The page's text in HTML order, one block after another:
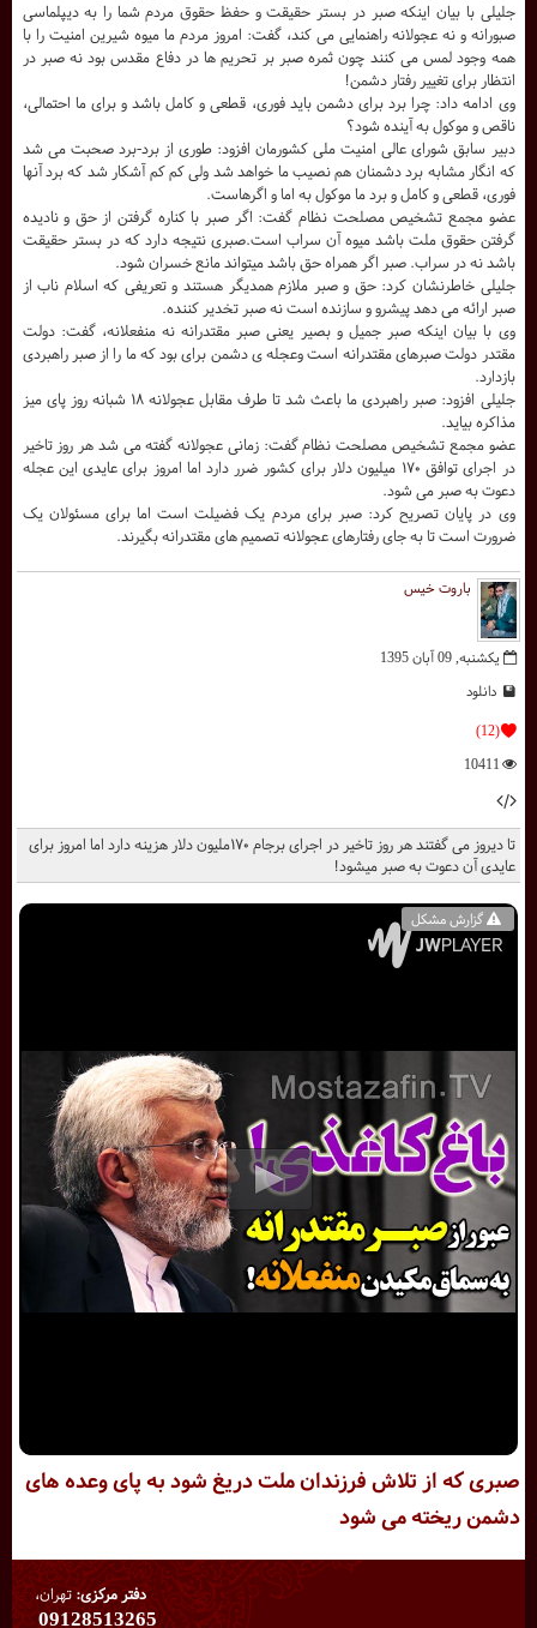
صبری که از تلاش فرزندان ملت دریغ شود به پای وعده های
دشمن ریخته می شود
گزارش مشکل
تا دیروز می گفتند هر روز تاخیر در اجرای برجام ۱۷۰ملیون دلار هزینه دارد اما امروز برای
عایدی آن دعوت به صبر میشود!
باروت خیس
یکشنبه, 09 آبان 1395
دانلود
(12)
10411
جلیلی با بیان اینکه صبر در بستر حقیقت و حفظ حقوق مردم شما را به دیپلماسی
صبورانه و نه عجولانه راهنمایی می کند، گفت: امروز مردم ما میوه شیرین امنیت را با
همه وجود لمس می کنند چون ثمره صبر بر تحریم ها در دفاع مقدس بود نه صبر در
انتظار برای تغییر رفتار دشمن!
وی ادامه داد: چرا برد برای دشمن باید فوری، قطعی و کامل باشد و برای ما احتمالی،
ناقص و موکول به آینده شود؟
دبیر سابق شورای عالی امنیت ملی کشورمان افزود: طوری از برد-برد صحبت می شد
که انگار مشابه برد دشمنان هم نصیب ما خواهد شد ولی کم کم آشکار شد که برد آنها
فوری، قطعی و کامل و برد ما موکول به اما و اگرهاست.
عضو مجمع تشخیص مصلحت نظام گفت: اگر صبر با کناره گرفتن از حق و نادیده
گرفتن حقوق ملت باشد میوه آن سراب است.صبری نتیجه دارد که در بستر حقیقت
باشد نه در سراب. صبر اگر همراه حق باشد میتواند مانع خسران شود.
جلیلی خاطرنشان کرد: حق و صبر ملازم همدیگر هستند و تعریفی که اسلام ناب از
صبر ارائه می دهد پیشرو و سازنده است نه صبر تخدیر کننده.
وی با بیان اینکه صبر جمیل و بصیر یعنی صبر مقتدرانه نه منفعلانه، گفت: دولت
مقتدر دولت صبرهای مقتدرانه است وعجله ی دشمن برای بود که ما را از صبر راهبردی
بازدارد.
جلیلی افزود: صبر راهبردی ما باعث شد تا طرف مقابل عجولانه ۱۸ شبانه روز پای میز
مذاکره بیاید.
عضو مجمع تشخیص مصلحت نظام گفت: زمانی عجولانه گفته می شد هر روز تاخیر
در اجرای توافق ۱۷۰ میلیون دلار برای کشور ضرر دارد اما امروز برای عایدی این عجله
دعوت به صبر می شود.
وی در پایان تصریح کرد: صبر برای مردم یک فضیلت است اما برای مسئولان یک
ضرورت است تا به جای رفتارهای عجولانه تصمیم های مقتدرانه بگیرند.
دفتر مرکزی:تهران،
09128513265